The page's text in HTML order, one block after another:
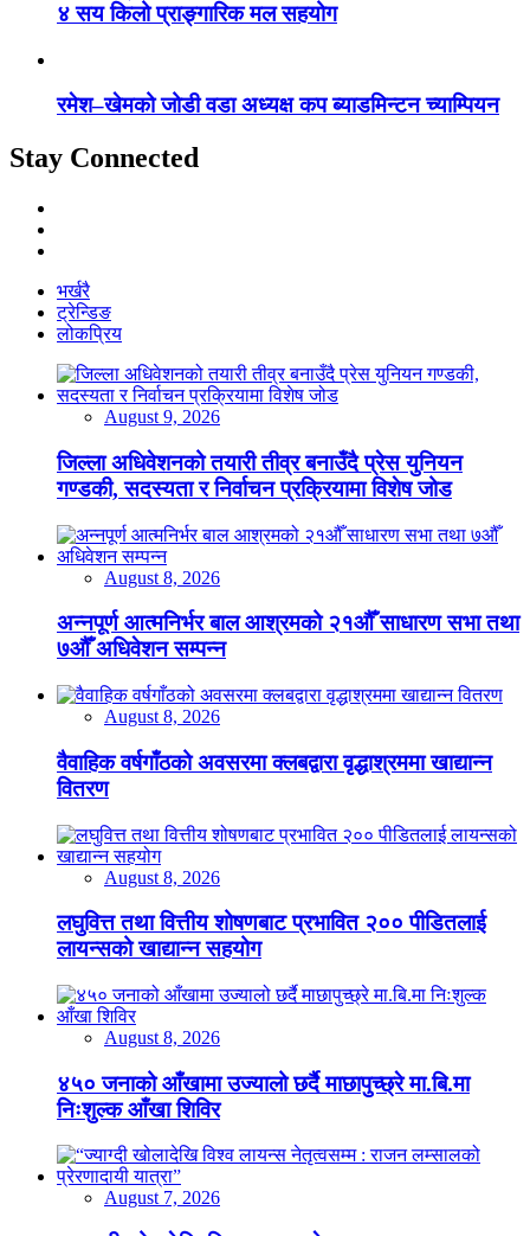
४ सय किलो प्राङ्गारिक मल सहयोग
रमेश–खेमको जोडी वडा अध्यक्ष कप ब्याडमिन्टन च्याम्पियन
Stay Connected
भर्खरै
ट्रेन्डिङ
लोकप्रिय
August 9, 2026
जिल्ला अधिवेशनको तयारी तीव्र बनाउँदै प्रेस युनियन
गण्डकी, सदस्यता र निर्वाचन प्रक्रियामा विशेष जोड
August 8, 2026
अन्नपूर्ण आत्मनिर्भर बाल आश्रमको २१औँ साधारण सभा तथा
७औँ अधिवेशन सम्पन्न
August 8, 2026
वैवाहिक वर्षगाँठको अवसरमा क्लबद्वारा वृद्धाश्रममा खाद्यान्न
वितरण
August 8, 2026
लघुवित्त तथा वित्तीय शोषणबाट प्रभावित २०० पीडितलाई
लायन्सको खाद्यान्न सहयोग
August 8, 2026
४५० जनाको आँखामा उज्यालो छर्दै माछापुच्छ्रे मा.बि.मा
निःशुल्क आँखा शिविर
August 7, 2026